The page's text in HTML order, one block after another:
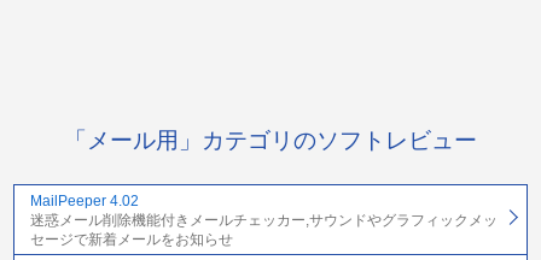
「メール用」カテゴリのソフトレビュー
MailPeeper 4.02
迷惑メール削除機能付きメールチェッカー,サウンドやグラフィックメッ
セージで新着メールをお知らせ